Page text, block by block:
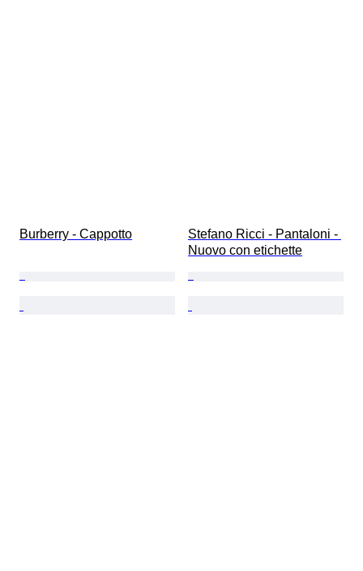
Burberry - Cappotto
Stefano Ricci - Pantaloni -
Nuovo con etichette